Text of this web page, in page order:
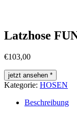
Latzhose
€103,00
jetzt ansehen *
Kategorie: HOSEN
Beschreibung